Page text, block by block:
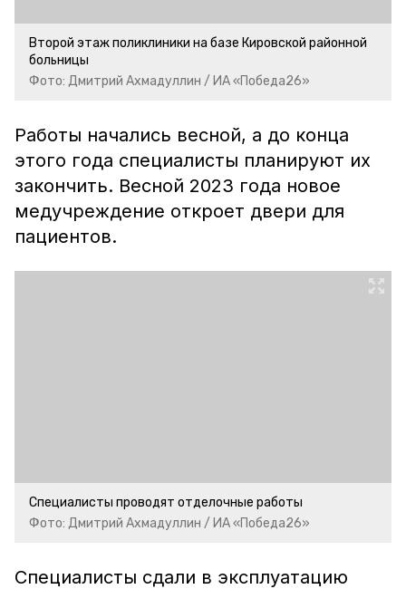
Второй этаж поликлиники на базе Кировской районной
больницы
Фото: Дмитрий Ахмадуллин / ИА «Победа26»
Работы начались весной, а до конца
этого года специалисты планируют их
закончить. Весной 2023 года новое
медучреждение откроет двери для
пациентов.
Специалисты проводят отделочные работы
Фото: Дмитрий Ахмадуллин / ИА «Победа26»
Специалисты сдали в эксплуатацию